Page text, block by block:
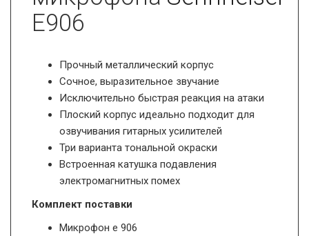
E906
Прочный металлический корпус
Сочное, выразительное звучание
Исключительно быстрая реакция на атаки
Плоский корпус идеально подходит для
озвучивания гитарных усилителей
Три варианта тональной окраски
Встроенная катушка подавления
электромагнитных помех
Комплект поставки
Микрофон е 906